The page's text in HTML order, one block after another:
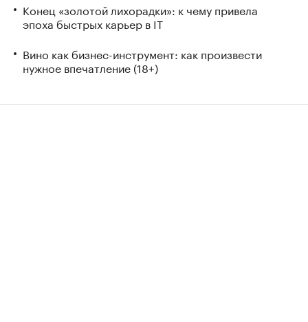
Конец «золотой лихорадки»: к чему привела
эпоха быстрых карьер в IT
Вино как бизнес-инструмент: как произвести
нужное впечатление (18+)